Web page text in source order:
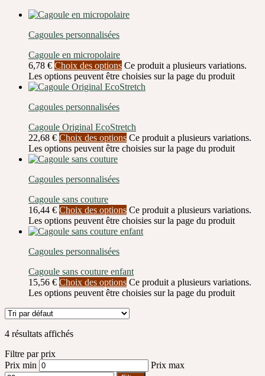
Cagoules personnalisées
Cagoule en micropolaire
6,78 € Choix des options Ce produit a plusieurs variations.
Les options peuvent être choisies sur la page du produit
Cagoules personnalisées
Cagoule Original EcoStretch
22,68 € Choix des options Ce produit a plusieurs variations.
Les options peuvent être choisies sur la page du produit
Cagoules personnalisées
Cagoule sans couture
16,44 € Choix des options Ce produit a plusieurs variations.
Les options peuvent être choisies sur la page du produit
Cagoules personnalisées
Cagoule sans couture enfant
15,56 € Choix des options Ce produit a plusieurs variations.
Les options peuvent être choisies sur la page du produit
4 résultats affichés
Filtre par prix
Prix min
Prix max